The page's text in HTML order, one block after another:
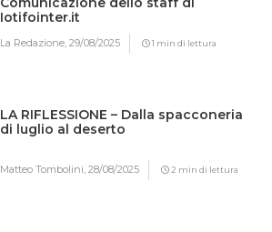
Iotifointer.it
La Redazione,29/08/2025 1 min di lettura
LA RIFLESSIONE – Dalla spacconeria
di luglio al deserto
Matteo Tombolini,28/08/2025 2 min di lettura